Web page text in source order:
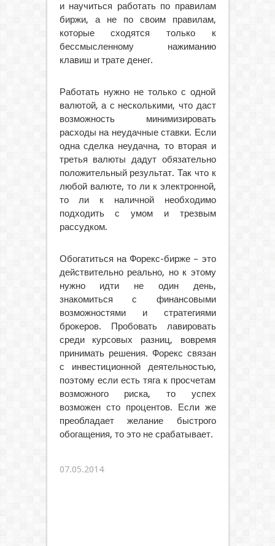
и научиться работать по правилам
биржи, а не по своим правилам,
которые сходятся только к
бессмысленному нажиманию
клавиш и трате денег.
Работать нужно не только с одной
валютой, а с несколькими, что даст
возможность минимизировать
расходы на неудачные ставки. Если
одна сделка неудачна, то вторая и
третья валюты дадут обязательно
положительный результат. Так что к
любой валюте, то ли к электронной,
то ли к наличной необходимо
подходить с умом и трезвым
рассудком.
Обогатиться на Форекс-бирже – это
действительно реально, но к этому
нужно идти не один день,
знакомиться с финансовыми
возможностями и стратегиями
брокеров. Пробовать лавировать
среди курсовых разниц, вовремя
принимать решения. Форекс связан
с инвестиционной деятельностью,
поэтому если есть тяга к просчетам
возможного риска, то успех
возможен сто процентов. Если же
преобладает желание быстрого
обогащения, то это не срабатывает.
07.05.2014